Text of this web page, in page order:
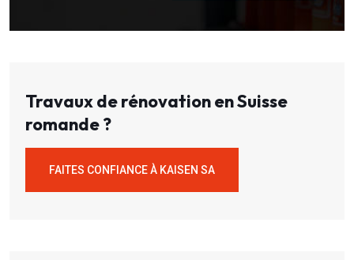
Travaux de rénovation en Suisse
romande ?
FAITES CONFIANCE À KAISEN SA